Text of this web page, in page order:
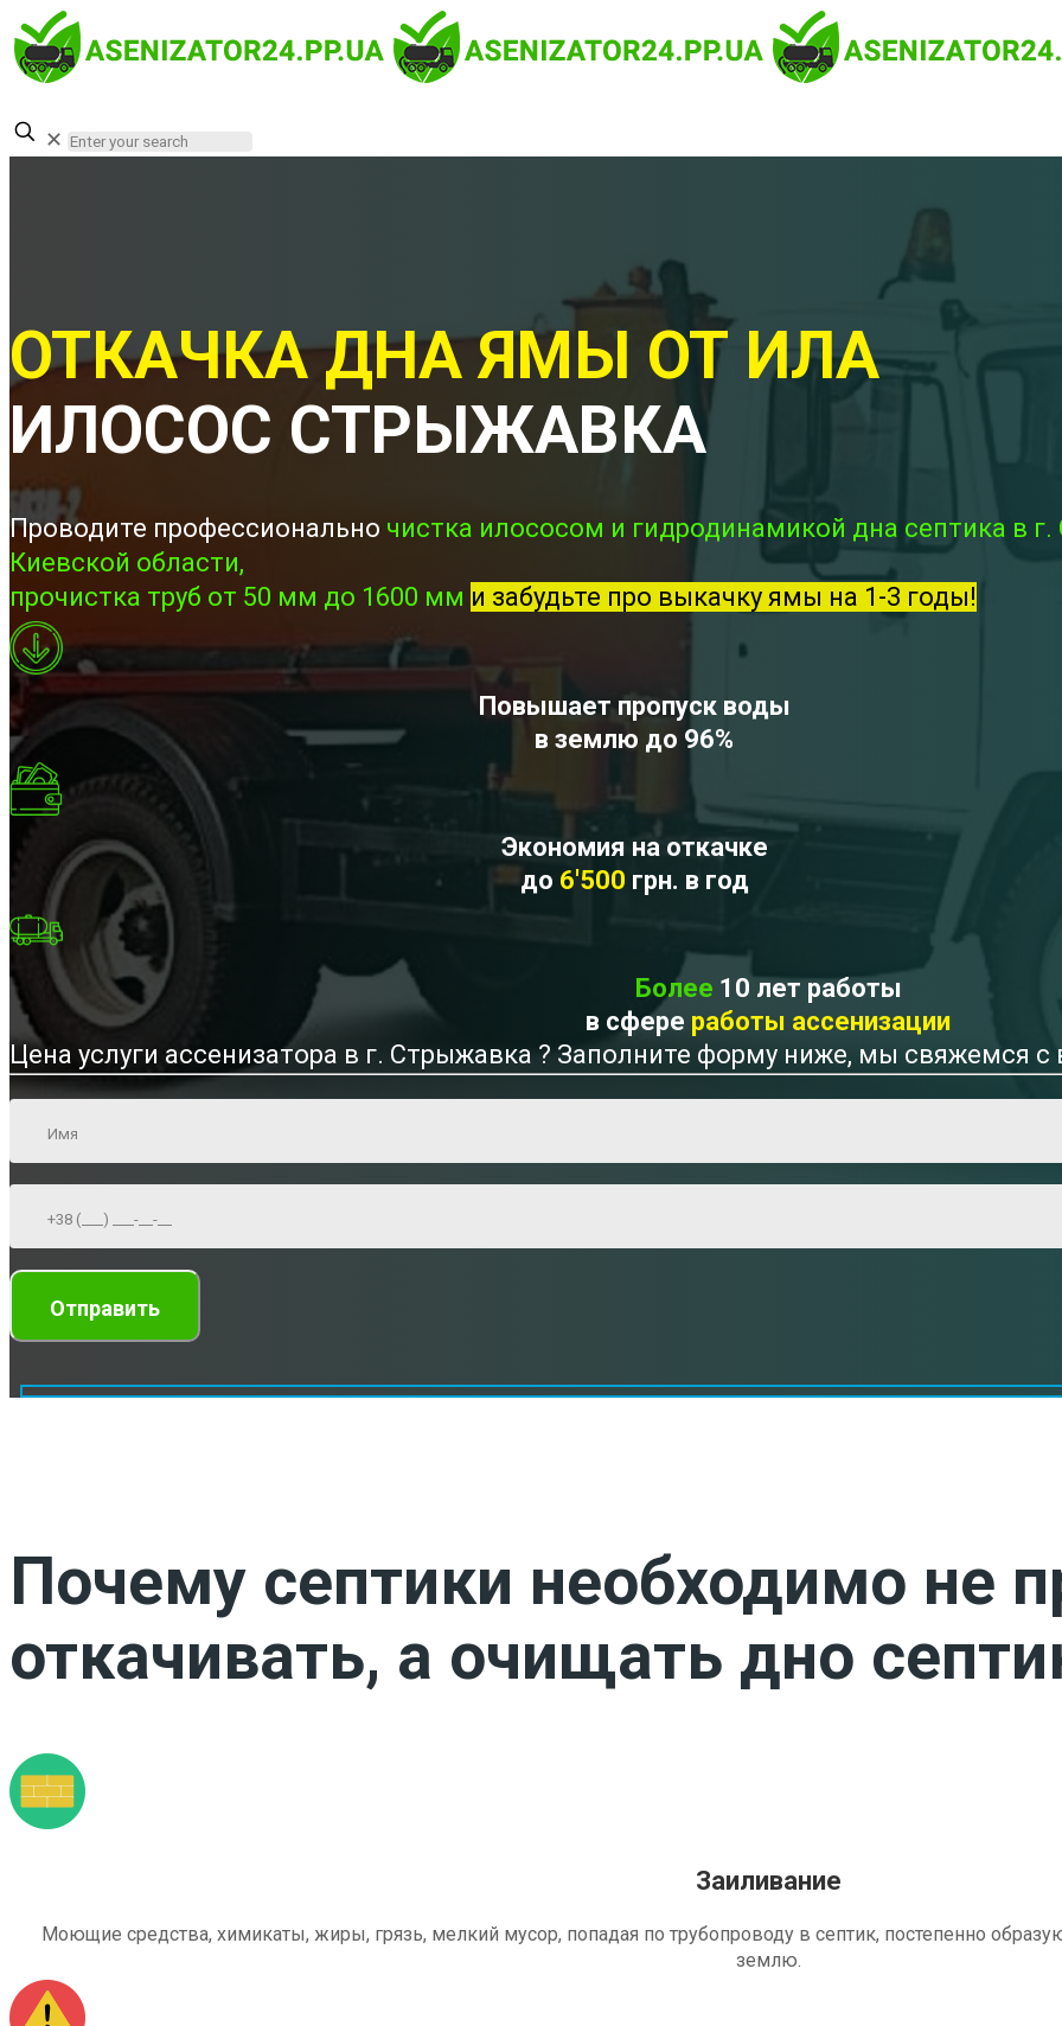
✕
ОТКАЧКА ДНА ЯМЫ ОТ ИЛА
ИЛОСОС СТРЫЖАВКА
Проводите профессионально чистка илососом и гидродинамикой дна септика в
Киевской области,
прочистка труб от 50 мм до 1600 мм и забудьте про выкачку ямы на 1-3 годы!
Повышает пропуск воды
в землю до 96%
Экономия на откачке
до 6'500 грн. в год
Более 10 лет работы
в сфере работы ассенизации
Цена услуги ассенизатора в г. Стрыжавка ? Заполните форму ниже, мы свяжемся
Почему септики необходимо не
откачивать, а очищать дно
Заиливание
Моющие средства, химикаты, жиры, грязь, мелкий мусор, попадая по трубопроводу в септик, постепенно
землю.